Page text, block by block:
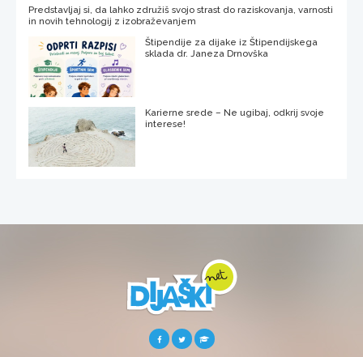
Predstavljaj si, da lahko združiš svojo strast do raziskovanja, varnosti
in novih tehnologij z izobraževanjem
Štipendije za dijake iz Štipendijskega
sklada dr. Janeza Drnovška
Karierne srede – Ne ugibaj, odkrij svoje
interese!